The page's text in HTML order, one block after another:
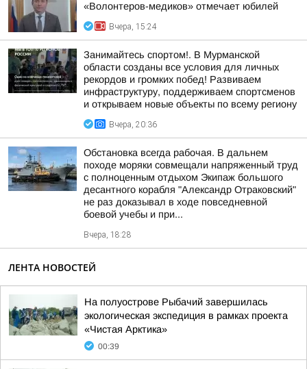
«Волонтеров-медиков» отмечает юбилей
Вчера, 15:24
Занимайтесь спортом!. В Мурманской
области созданы все условия для личных
рекордов и громких побед! Развиваем
инфраструктуру, поддерживаем спортсменов
и открываем новые объекты по всему региону
Вчера, 20:36
Обстановка всегда рабочая. В дальнем
походе моряки совмещали напряженный труд
с полноценным отдыхом Экипаж большого
десантного корабля "Александр Отраковский"
не раз доказывал в ходе повседневной
боевой учебы и при...
Вчера, 18:28
ЛЕНТА НОВОСТЕЙ
На полуострове Рыбачий завершилась
экологическая экспедиция в рамках проекта
«Чистая Арктика»
00:39